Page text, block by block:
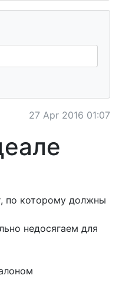
27 Apr 2016 01:07
по которому должны
недосягаем для